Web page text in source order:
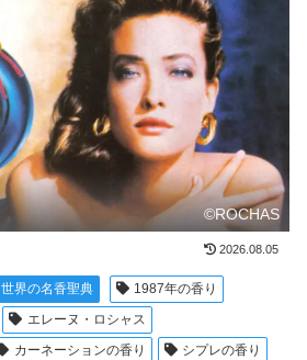
©ROCHAS
2026.08.05
世界の名香聖典
1987年の香り
エレーヌ・ロシャス
カーネーションの香り
シプレの香り